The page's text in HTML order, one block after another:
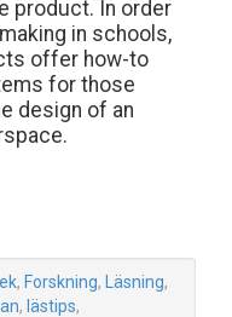
product. In order
in schools,
offer how-to
for those
design of an
, Forskning, Läsning,
, lästips,